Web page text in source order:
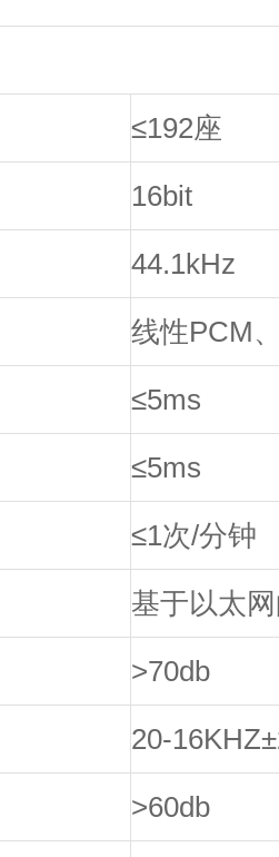
≤192座
16bit
44.1kHz
线性PCM
≤5ms
≤5ms
≤1次/分钟
基于以太
>70db
20-16KHZ±
>60db